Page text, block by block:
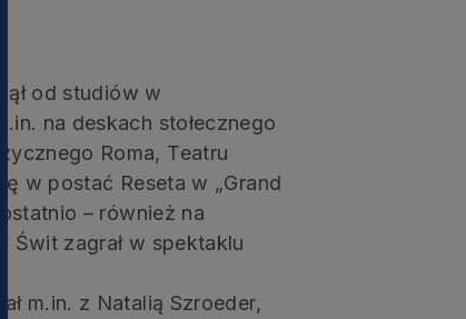
od studiów w
na deskach stołecznego
Roma, Teatru
w postać Reseta w „Grand
– również na
Świt zagrał w spektaklu
m.in. z Natalią Szroeder,